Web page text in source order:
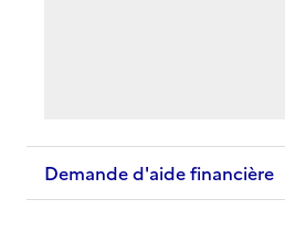
Demande d'aide financière